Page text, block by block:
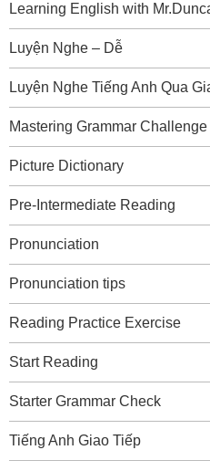
Learning English with
Luyện Nghe – Dễ
Luyện Nghe Tiếng Anh Qua
Mastering Grammar Challenge
Picture Dictionary
Pre-Intermediate Reading
Pronunciation
Pronunciation tips
Reading Practice Exercise
Start Reading
Starter Grammar Check
Tiếng Anh Giao Tiếp